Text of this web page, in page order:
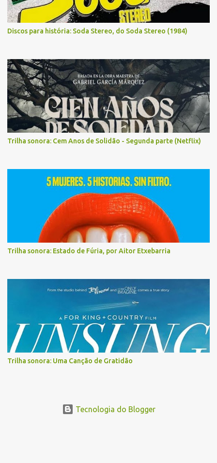
Discos para história: Soda Stereo, do Soda Stereo (1984)
Trilha sonora: Cem Anos de Solidão - Segunda parte (Netflix)
Trilha sonora: Estado de Fúria, por Aitor Etxebarria
Trilha sonora: Uma Canção de Gratidão
Tecnologia do Blogger